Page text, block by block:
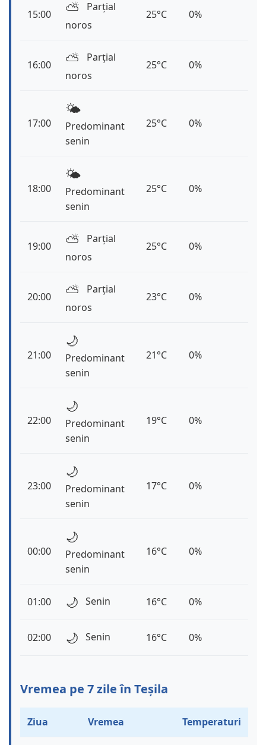
15:00 ⛅️
Parțial
noros
25°C 0%
16:00 ⛅️
Parțial
noros
25°C 0%
17:00
🌤️
Predominant
senin
25°C 0%
18:00
🌤️
Predominant
senin
25°C 0%
19:00 ⛅️
Parțial
noros
25°C 0%
20:00 ⛅️
Parțial
noros
23°C 0%
21:00
🌙
Predominant
senin
21°C 0%
22:00
🌙
Predominant
senin
19°C 0%
23:00
🌙
Predominant
senin
17°C 0%
00:00
🌙
Predominant
senin
16°C 0%
01:00 🌙 Senin 16°C 0%
02:00 🌙 Senin 16°C 0%
Vremea pe 7 zile în Teșila
Ziua Vremea Temperaturi